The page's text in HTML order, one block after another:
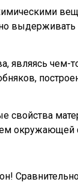
являясь чем-
свойства
окружающей